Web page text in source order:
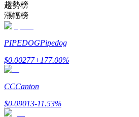
交易策略
學習如何保持盈利
趨勢榜
漲幅榜
PIPEDOGPipedog
$0.00277+177.00%
CCCanton
$0.09013-11.53%